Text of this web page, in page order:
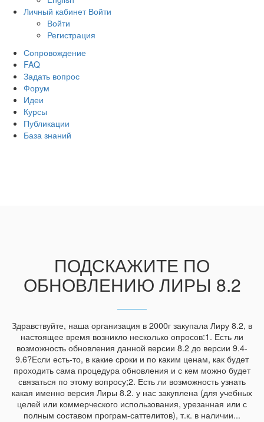
Личный кабинет Войти
Войти
Регистрация
Сопровождение
FAQ
Задать вопрос
Форум
Идеи
Курсы
Публикации
База знаний
ПОДСКАЖИТЕ ПО
ОБНОВЛЕНИЮ ЛИРЫ 8.2
Здравствуйте, наша организация в 2000г закупала Лиру 8.2, в
настоящее время возникло несколько опросов:1. Есть ли
возможность обновления данной версии 8.2 до версии 9.4-
9.6?Если есть-то, в какие сроки и по каким ценам, как будет
проходить сама процедура обновления и с кем можно будет
связаться по этому вопросу;2. Есть ли возможность узнать
какая именно версия Лиры 8.2. у нас закуплена (для учебных
целей или коммерческого использования, урезанная или с
полным составом програм-саттелитов), т.к. в наличии...